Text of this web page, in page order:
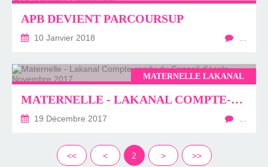
APB DEVIENT PARCOURSUP
10 Janvier 2018
MATERNELLE LAKANAL
MATERNELLE - LAKANAL COMPTE-RENDU DU CONSEIL D'ÉCOLE - NOVEMBRE 2017
19 Décembre 2017
<< < 2 > >>